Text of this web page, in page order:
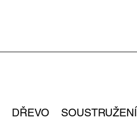
DŘEVO SOUSTRUŽENÍ